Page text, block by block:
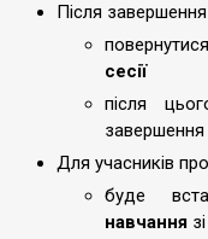
Після
сесії
після
завершення
Для учасників
буде
навчання